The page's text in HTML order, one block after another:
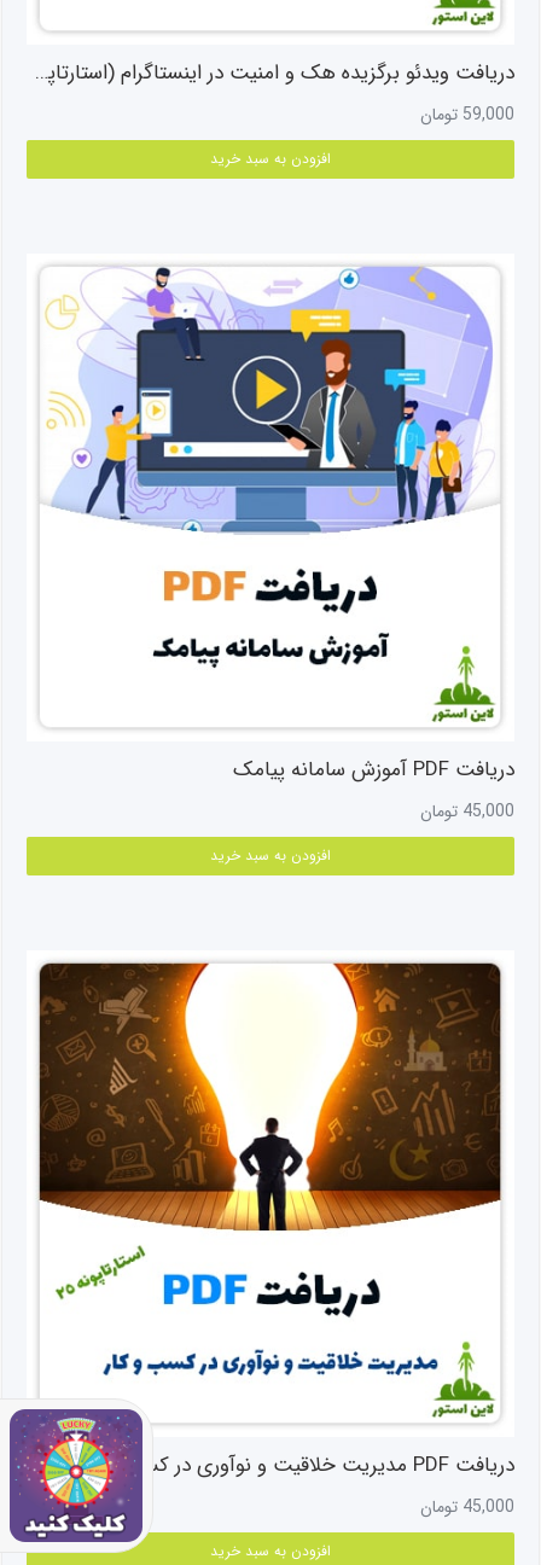
دریافت ویدئو برگزیده هک و امنیت در اینستاگرام (استارتاپونه ۲۴)
59,000 تومان
افزودن به سبد خرید
دریافت PDF آموزش سامانه پیامک
45,000 تومان
افزودن به سبد خرید
دریافت PDF مدیریت خلاقیت و نوآوری در کسب و کار (استارتاپونه ۲۵)
45,000 تومان
افزودن به سبد خرید